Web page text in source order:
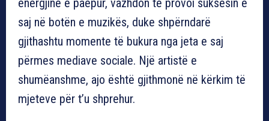
energjinë e paepur, vazhdon të provoi suksesin e
saj në botën e muzikës, duke shpërndarë
gjithashtu momente të bukura nga jeta e saj
përmes mediave sociale. Një artistë e
shumëanshme, ajo është gjithmonë në kërkim të
mjeteve për t’u shprehur.